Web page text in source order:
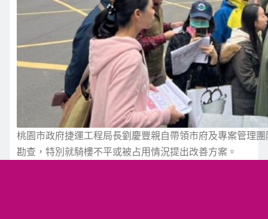
桃園市政府捷運工程局長劉慶豐親自帶領市府及專案管理
勘查，特別就騎樓不平或被占用情況提出改善方案。